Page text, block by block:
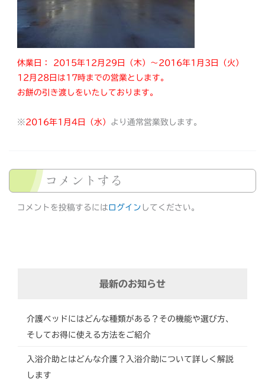
最新のお知らせ
介護ベッドにはどんな種類がある？その機能や選び方、
そしてお得に使える方法をご紹介
入浴介助とはどんな介護？入浴介助について詳しく解説
します
休業日： 2015年12月29日（木）～2016年1月3日（火）
12月28日は17時までの営業とします。
お餅の引き渡しをいたしております。
※2016年1月4日（水） より通常営業致します。
コメントする
コメントを投稿するには ログイン してください。